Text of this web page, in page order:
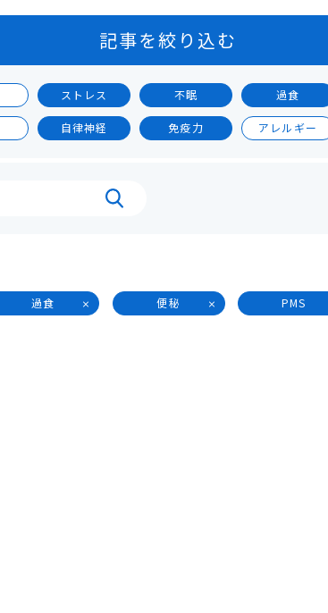
記事を絞り込む
ストレス 不眠 過食
自律神経 免疫力 アレルギー
過食 便秘 PMS